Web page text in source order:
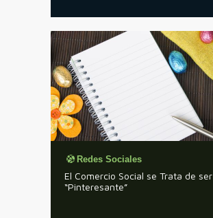
Redes Sociales
El Comercio Social se Trata de ser
“Pinteresante”